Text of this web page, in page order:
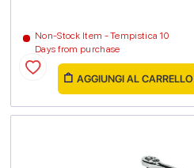
Non-Stock Item - Tempistica 10
Days from purchase
AGGIUNGI AL CARRELLO